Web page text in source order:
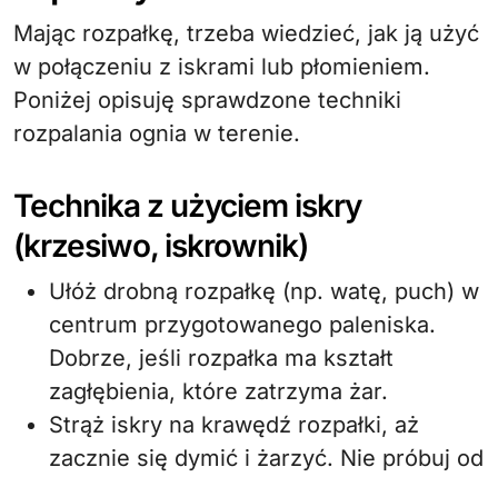
Mając rozpałkę, trzeba wiedzieć, jak ją użyć
w połączeniu z iskrami lub płomieniem.
Poniżej opisuję sprawdzone techniki
rozpalania ognia w terenie.
Technika z użyciem iskry
(krzesiwo, iskrownik)
Ułóż drobną rozpałkę (np. watę, puch) w
centrum przygotowanego paleniska.
Dobrze, jeśli rozpałka ma kształt
zagłębienia, które zatrzyma żar.
Strąż iskry na krawędź rozpałki, aż
zacznie się dymić i żarzyć. Nie próbuj od